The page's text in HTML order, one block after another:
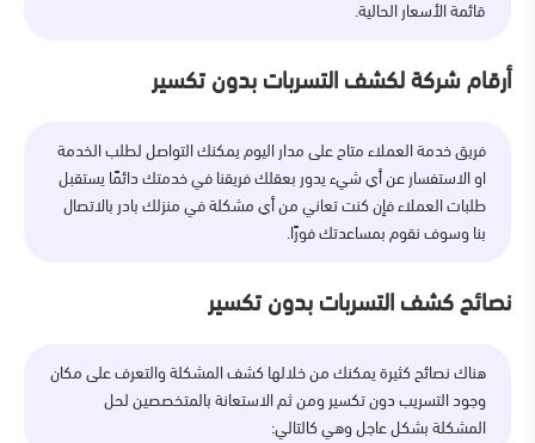
قائمة الأسعار الحالية.
أرقام شركة لكشف التسربات بدون تكسير
فريق خدمة العملاء متاح على مدار اليوم يمكنك التواصل لطلب الخدمة
او الاستفسار عن أي شيء يدور بعقلك فريقنا في خدمتك دائمًا يستقبل
طلبات العملاء فإن كنت تعاني من أي مشكلة في منزلك بادر بالاتصال
بنا وسوف نقوم بمساعدتك فورًا.
نصائح كشف التسربات بدون تكسير
هناك نصائح كثيرة يمكنك من خلالها كشف المشكلة والتعرف على مكان
وجود التسريب دون تكسير ومن ثم الاستعانة بالمتخصصين لحل
المشكلة بشكل عاجل وهي كالتالي: